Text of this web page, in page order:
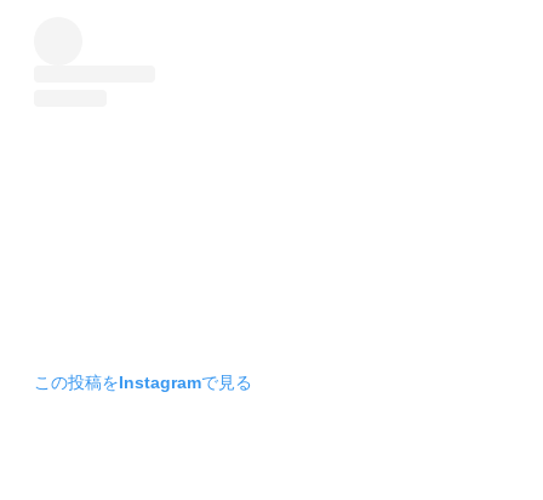
この投稿をInstagramで見る